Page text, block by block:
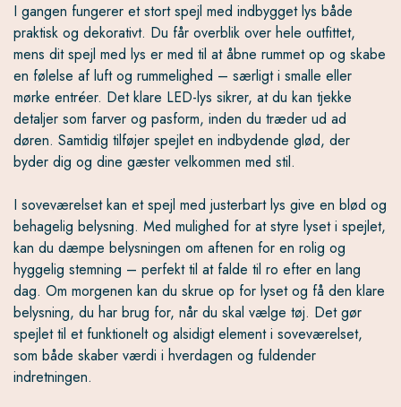
I gangen fungerer et stort spejl med indbygget lys både
praktisk og dekorativt. Du får overblik over hele outfittet,
mens dit spejl med lys er med til at åbne rummet op og skabe
en følelse af luft og rummelighed – særligt i smalle eller
mørke entréer. Det klare LED-lys sikrer, at du kan tjekke
detaljer som farver og pasform, inden du træder ud ad
døren. Samtidig tilføjer spejlet en indbydende glød, der
byder dig og dine gæster velkommen med stil.
I soveværelset kan et spejl med justerbart lys give en blød og
behagelig belysning. Med mulighed for at styre lyset i spejlet,
kan du dæmpe belysningen om aftenen for en rolig og
hyggelig stemning – perfekt til at falde til ro efter en lang
dag. Om morgenen kan du skrue op for lyset og få den klare
belysning, du har brug for, når du skal vælge tøj. Det gør
spejlet til et funktionelt og alsidigt element i soveværelset,
som både skaber værdi i hverdagen og fuldender
indretningen.